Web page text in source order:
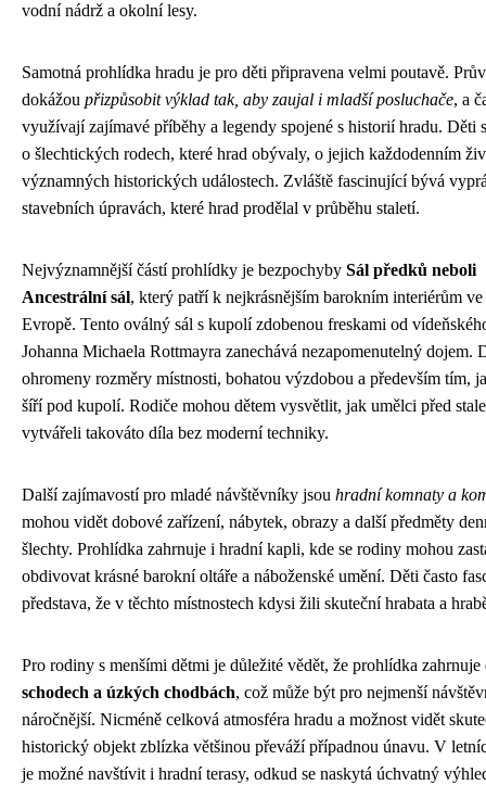
vodní nádrž a okolní lesy.
Samotná prohlídka hradu je pro děti připravena velmi poutavě.
dokážou přizpůsobit výklad tak, aby zaujal i mladší posluchače, a
využívají zajímavé příběhy a legendy spojené s historií hradu. Děti
o šlechtických rodech, které hrad obývaly, o jejich každodenním
významných historických událostech. Zvláště fascinující bývá
stavebních úpravách, které hrad prodělal v průběhu staletí.
Nejvýznamnější částí prohlídky je bezpochyby Sál předků neboli
Ancestrální sál, který patří k nejkrásnějším barokním interiérům ve
Evropě. Tento oválný sál s kupolí zdobenou freskami od
Johanna Michaela Rottmayra zanechává nezapomenutelný dojem.
ohromeny rozměry místnosti, bohatou výzdobou a především tím,
šíří pod kupolí. Rodiče mohou dětem vysvětlit, jak umělci před
vytvářeli takováto díla bez moderní techniky.
Další zajímavostí pro mladé návštěvníky jsou hradní komnaty a
mohou vidět dobové zařízení, nábytek, obrazy a další předměty
šlechty. Prohlídka zahrnuje i hradní kapli, kde se rodiny mohou
obdivovat krásné barokní oltáře a náboženské umění. Děti často
představa, že v těchto místnostech kdysi žili skuteční hrabata a
Pro rodiny s menšími dětmi je důležité vědět, že prohlídka zahrnuje
schodech a úzkých chodbách, což může být pro nejmenší
náročnější. Nicméně celková atmosféra hradu a možnost vidět
historický objekt zblízka většinou převáží případnou únavu. V
je možné navštívit i hradní terasy, odkud se naskytá úchvatný